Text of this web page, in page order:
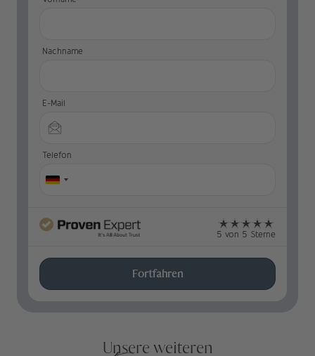
Nachname
E-Mail
Telefon
5 von 5 Sterne
Fortfahren
Unsere weiteren